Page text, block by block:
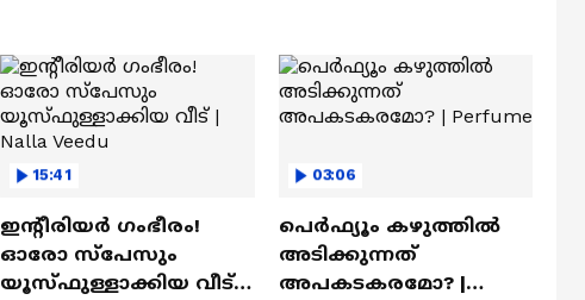
15:41
ഇന്റീരിയർ ഗംഭീരം!
ഓരോ സ്‌പേസും
യൂസ്ഫുള്ളാക്കിയ വീട് |
03:06
പെർഫ്യൂം കഴുത്തിൽ
അടിക്കുന്നത്
അപകടകരമോ? |